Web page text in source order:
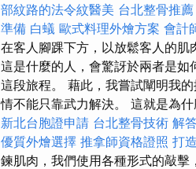
部紋路的法令紋醫美 台北整骨推薦
準備 白蟻 歐式料理外燴方案 會計
在客人腳踝下方，以放鬆客人的
這是什麼的人，會驚訝於兩者是
這段旅程。 藉此，我嘗試闡明我
情不能只靠武力解決。 這就是為
新北台胞證申請 台北整骨技術 解
優質外燴選擇 推拿師資格證照 打
鍊肌肉，我們使用各種形式的敲擊